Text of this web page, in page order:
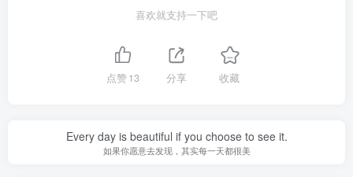
喜欢就支持一下吧
点赞13 分享 收藏
Every day is beautiful if you choose to see it.
如果你愿意去发现，其实每一天都很美